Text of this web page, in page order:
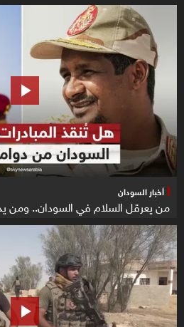
أخبار السودان
من يعرقل السلام في السودان.. ومن